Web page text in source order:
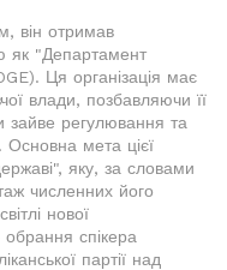
він отримав
як "Департамент
Ця організація має
влади, позбавляючи її
зайве регулювання та
Основна мета цієї
яку, за словами
численних його
нової
спікера
партії над